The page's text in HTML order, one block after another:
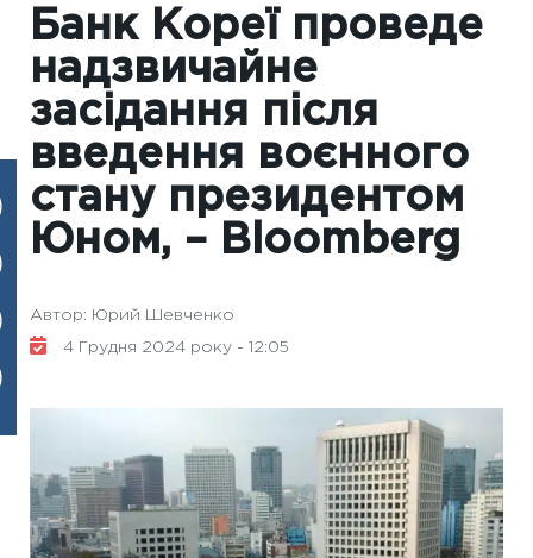
Банк Кореї проведе
надзвичайне
засідання після
введення воєнного
стану президентом
Юном, – Bloomberg
Автор: Юрий Шевченко
4 Грудня 2024 року - 12:05